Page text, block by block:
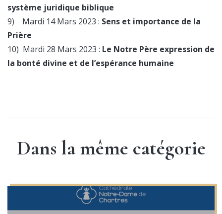
système juridique biblique
9) Mardi 14 Mars 2023 : Sens et importance de la
Prière
10) Mardi 28 Mars 2023 : Le Notre Père expression de
la bonté divine et de l’espérance humaine
Dans la même catégorie